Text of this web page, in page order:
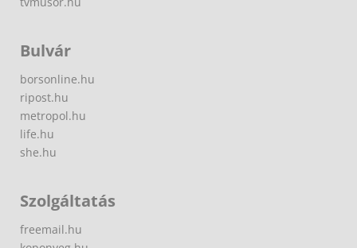
Bulvár
borsonline.hu
ripost.hu
metropol.hu
life.hu
she.hu
Szolgáltatás
freemail.hu